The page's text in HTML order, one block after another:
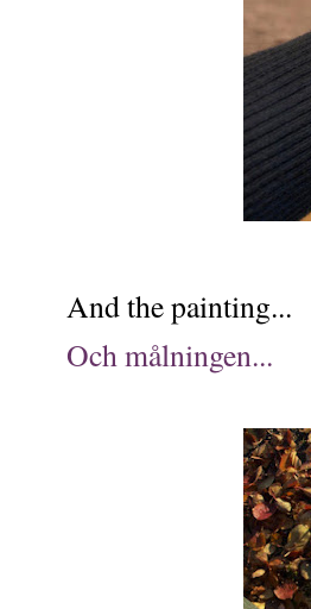
And the painting...
Och målningen...